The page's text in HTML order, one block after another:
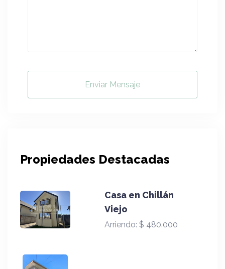
Enviar Mensaje
Propiedades Destacadas
Casa en Chillán
Viejo
Arriendo:$ 480.000